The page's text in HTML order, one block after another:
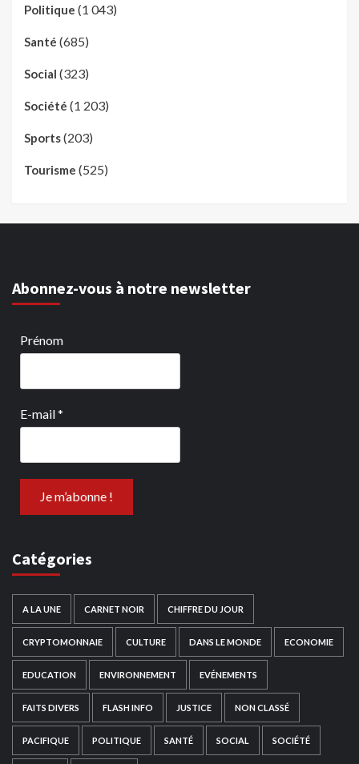
Politique (1 043)
Santé (685)
Social (323)
Société (1 203)
Sports(203)
Tourisme (525)
Abonnez-vous à notre newsletter
Prénom
E-mail*
Catégories
A LA UNE CARNET NOIR CHIFFRE DU JOUR
CRYPTOMONNAIE CULTURE DANS LE MONDE ECONOMIE
EDUCATION ENVIRONNEMENT EVÉNEMENTS
FAITS DIVERS FLASH INFO JUSTICE NON CLASSÉ
PACIFIQUE POLITIQUE SANTÉ SOCIAL SOCIÉTÉ